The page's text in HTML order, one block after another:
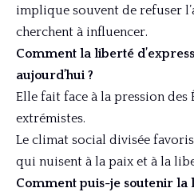
implique souvent de refuser
cherchent à influencer.
Comment la liberté
aujourd’hui ?
Elle fait face à la pression des
extrémistes.
Le climat social divisée
qui nuisent à la paix et à la
Comment puis-je soutenir la